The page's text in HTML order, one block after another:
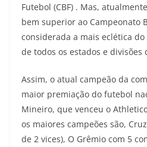
Futebol (CBF) . Mas,
bem superior ao Campeonato
considerada a mais eclética
de todos os estados e divisões
Assim, o atual campeão da
maior premiação do futebol
Mineiro, que venceu o
os maiores campeões são,
de 2 vices), O Grêmio com 5